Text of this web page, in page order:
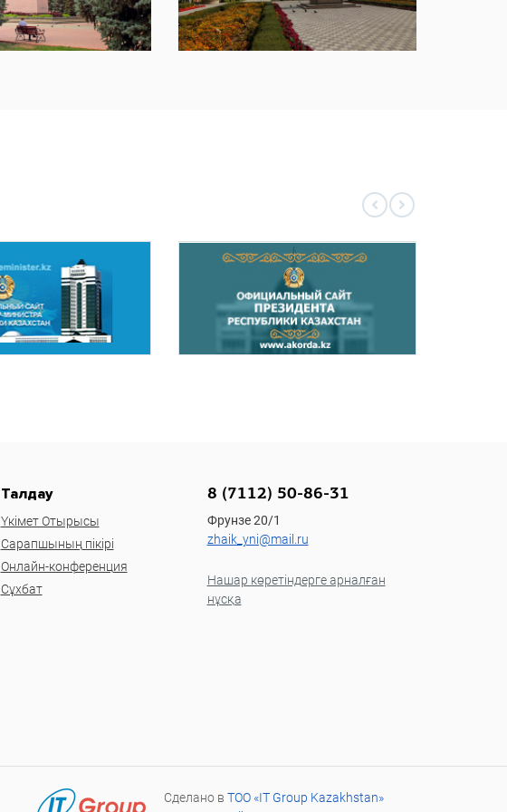
Талдау
Үкімет Отырысы
Сарапшының пікірі
Онлайн-конференция
Сұхбат
8 (7112) 50-86-31
Фрунзе 20/1
zhaik_yni@mail.ru
Нашар көретіндерге арналған
нұсқа
Сделано вТОО «IT Group Kazakhstan»